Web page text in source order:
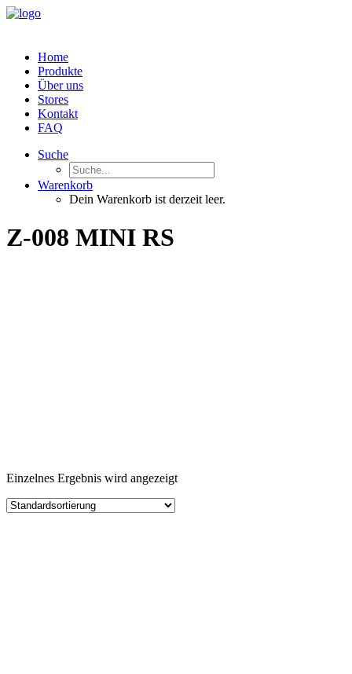
Home
Produkte
Über uns
Stores
Kontakt
FAQ
Suche
Warenkorb
Dein Warenkorb ist derzeit leer.
Z-008 MINI RS
Einzelnes Ergebnis wird angezeigt